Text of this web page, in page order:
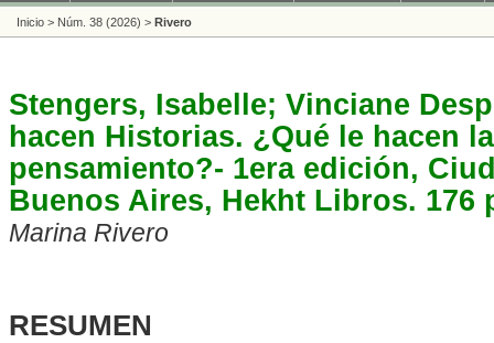
Inicio > Núm. 38 (2026) > Rivero
Stengers, Isabelle; Vinciane
hacen Historias. ¿Qué le hacen
pensamiento?- 1era edición,
Buenos Aires, Hekht Libros. 176
Marina Rivero
RESUMEN